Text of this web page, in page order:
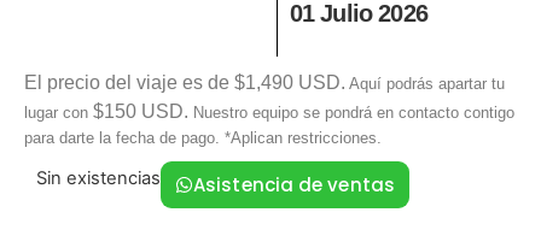
01 Julio 2026
El precio del viaje es de $1,490 USD. Aquí podrás apartar tu
lugar con $150 USD. Nuestro equipo se pondrá en contacto contigo
para darte la fecha de pago. *Aplican restricciones.
Sin existencias Asistencia de ventas